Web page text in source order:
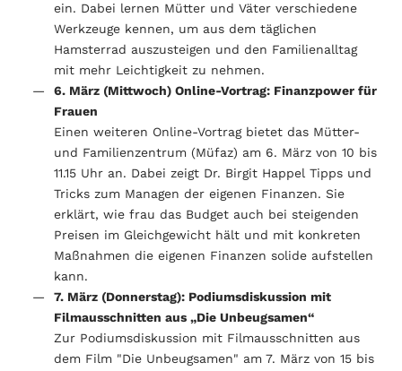
ein. Dabei lernen Mütter und Väter verschiedene
Werkzeuge kennen, um aus dem täglichen
Hamsterrad auszusteigen und den Familienalltag
mit mehr Leichtigkeit zu nehmen.
6. März (Mittwoch) Online-Vortrag: Finanzpower für
Frauen
Einen weiteren Online-Vortrag bietet das Mütter-
und Familienzentrum (Müfaz) am 6. März von 10 bis
11.15 Uhr an. Dabei zeigt Dr. Birgit Happel Tipps und
Tricks zum Managen der eigenen Finanzen. Sie
erklärt, wie frau das Budget auch bei steigenden
Preisen im Gleichgewicht hält und mit konkreten
Maßnahmen die eigenen Finanzen solide aufstellen
kann.
7. März (Donnerstag): Podiumsdiskussion mit
Filmausschnitten aus „Die Unbeugsamen“
Zur Podiumsdiskussion mit Filmausschnitten aus
dem Film "Die Unbeugsamen" am 7. März von 15 bis